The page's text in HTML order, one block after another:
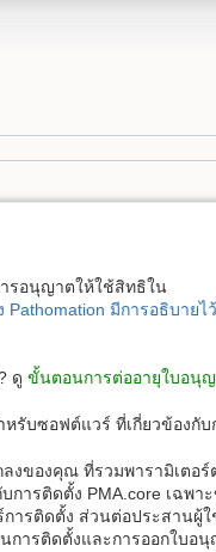
ารอนุญาตให้ใช้สิทธิใน
มีการอธิบายไ
ดู ขั้นตอนการต่ออายุใบอนุ
รับซอฟต์แวร์ ที่เกี่ยวข้องกั
งของคุณ ที่รวมพารามิเตอ
การติดตั้ง PMA.core เฉพ
ารติดตั้ง ส่วนต่อประสานผู้
การติดตั้งและการออกใบอ